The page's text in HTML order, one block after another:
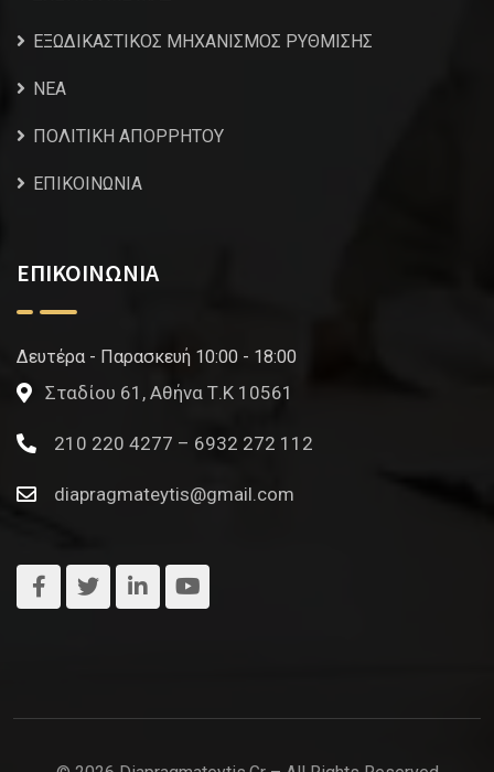
ΕΞΩΔΙΚΑΣΤΙΚΟΣ ΜΗΧΑΝΙΣΜΟΣ ΡΥΘΜΙΣΗΣ
NEA
ΠΟΛΙΤΙΚΗ ΑΠΟΡΡΗΤΟΥ
ΕΠΙΚΟΙΝΩΝΙΑ
ΕΠΙΚΟΙΝΩΝΙΑ
Δευτέρα - Παρασκευή 10:00 - 18:00
Σταδίου 61, Αθήνα Τ.Κ 10561
210 220 4277 – 6932 272 112
diapragmateytis@gmail.com